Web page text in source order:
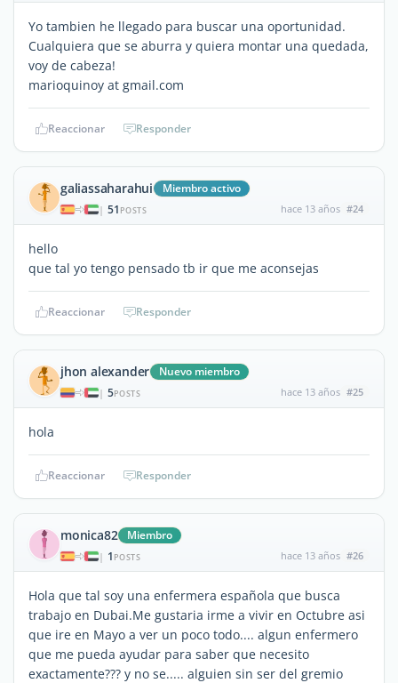
Yo tambien he llegado para buscar una oportunidad.
Cualquiera que se aburra y quiera montar una quedada,
voy de cabeza!
marioquinoy at gmail.com
Reaccionar Responder
galiassaharahui Miembro activo
| 51 POSTS hace 13 años #24
hello
que tal yo tengo pensado tb ir que me aconsejas
Reaccionar Responder
jhon alexander Nuevo miembro
| 5POSTS hace 13 años #25
hola
Reaccionar Responder
monica82 Miembro
| 1 POSTS hace 13 años #26
Hola que tal soy una enfermera española que busca
trabajo en Dubai.Me gustaria irme a vivir en Octubre asi
que ire en Mayo a ver un poco todo.... algun enfermero
que me pueda ayudar para saber que necesito
exactamente??? y no se..... alguien sin ser del gremio